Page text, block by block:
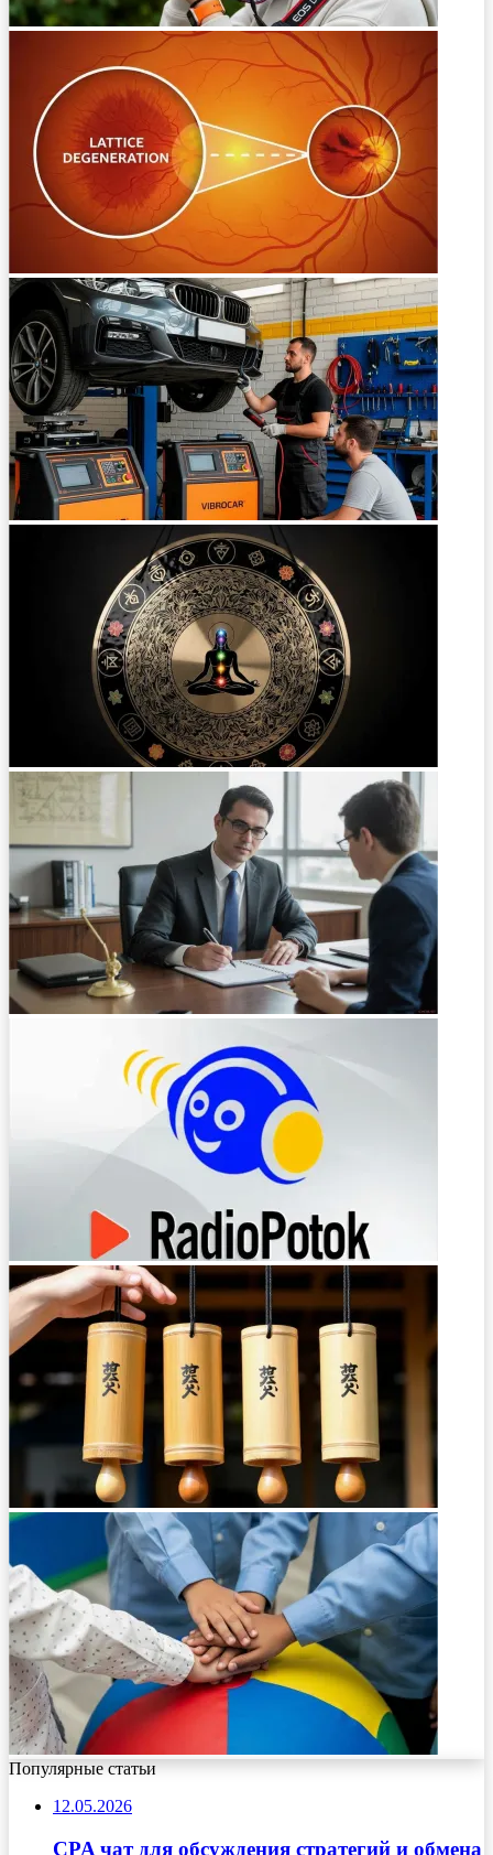
Популярные статьи
12.05.2026
CPA чат для обсуждения стратегий и обмена